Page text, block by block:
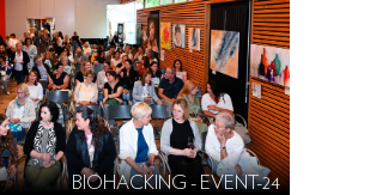
BIOHACKING - EVENT-24